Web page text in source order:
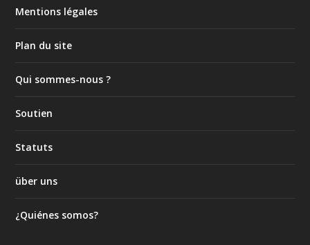
Mentions légales
Plan du site
Qui sommes-nous ?
Soutien
Statuts
über uns
¿Quiénes somos?